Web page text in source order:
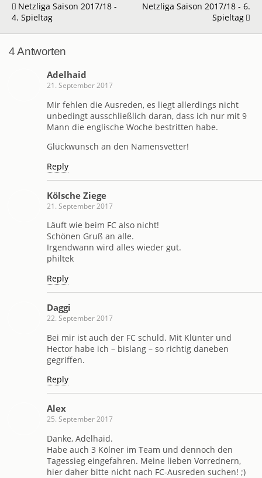
Netzliga Saison 2017/18 -
4. Spieltag
Netzliga Saison 2017/18 - 6.
Spieltag
4 Antworten
Adelhaid
21. September 2017
Mir fehlen die Ausreden, es liegt allerdings nicht
unbedingt ausschließlich daran, dass ich nur mit 9
Mann die englische Woche bestritten habe.
Glückwunsch an den Namensvetter!
Reply
Kölsche Ziege
21. September 2017
Läuft wie beim FC also nicht!
Schönen Gruß an alle.
Irgendwann wird alles wieder gut.
philtek
Reply
Daggi
22. September 2017
Bei mir ist auch der FC schuld. Mit Klünter und
Hector habe ich – bislang – so richtig daneben
gegriffen.
Reply
Alex
25. September 2017
Danke, Adelhaid.
Habe auch 3 Kölner im Team und dennoch den
Tagessieg eingefahren. Meine lieben Vorrednern,
hier daher bitte nicht nach FC-Ausreden suchen! ;)